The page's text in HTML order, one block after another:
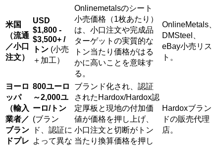
米国
（流通
／小口
注文）
USD
$1,800 -
$3,500+ /
トン (小売
＋加工）
Onlinemetalsのシート
小売価格（1枚あたり）
は、小口注文や完成品
ターゲットの実質的な
トン当たり価格がはる
かに高いことを意味す
る。
OnlineMetals、
DMSteel、
eBay小売リス
ト。
ヨーロ
ッパ
（輸入
業者／
ブラン
ドプレ
800ユーロ
～2,000ユ
ーロ/トン
(ブラン
ド、認証に
よって異な
ブランド化され、認証
されたHardox/Hardox認
定厚板と現地の付加価
値が価格を押し上げ、
小口注文と切断がトン
当たり換算価格を押し
Hardoxブラン
ドの販売代理
店。